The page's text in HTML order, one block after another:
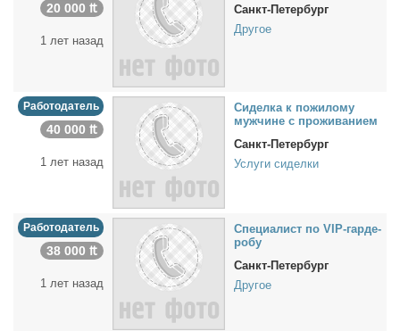
20 000 ₶
1 лет назад
Санкт-Петербург
Другое
Работодатель
40 000 ₶
1 лет назад
Си­дел­ка к по­жи­ло­му
муж­чине с про­жи­ва­ни­ем
Санкт-Петербург
Услуги сиделки
Работодатель
38 000 ₶
1 лет назад
Спе­ци­а­лист по VIP-гар­де­
робу
Санкт-Петербург
Другое